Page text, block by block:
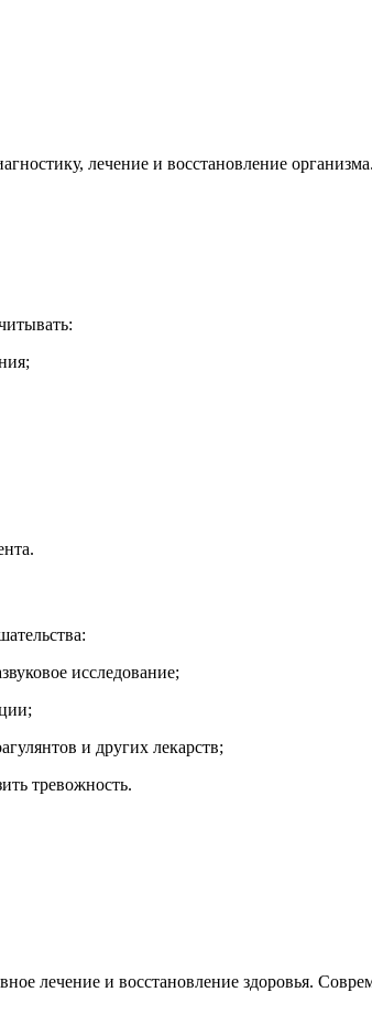
лечение и восстановление
исследование;
и других лекарств;
тревожность.
лечение и восстановление здоровья.